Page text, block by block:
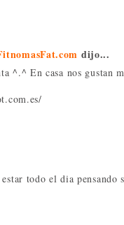
dijo...
^.^ En casa nos gustan
todo el dia